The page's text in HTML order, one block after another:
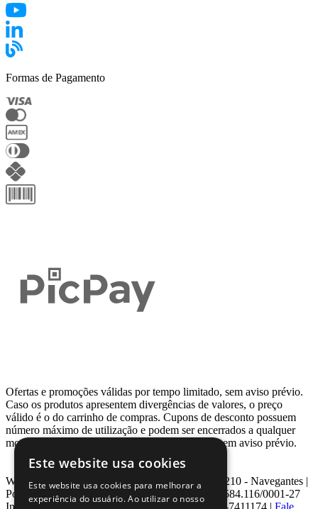
Formas de Pagamento
Ofertas e promoções válidas por tempo limitado, sem aviso prévio.
Caso os produtos apresentem divergências de valores, o preço
válido é o do carrinho de compras. Cupons de desconto possuem
número máximo de utilização e podem ser encerrados a qualquer
momento, de acordo com sua disponibilidade e sem aviso prévio.
Webcontinental LTDA | Travessa Venezuela, Nº 210 - Navegantes |
Porto Alegre - RS - CEP: 90.240-220 CNPJ: 08.584.116/0001-27
Inscrição Estadual: 0963171399 | Telefone: 0800-7411174 | Fale
Este website usa cookies
Este website usa cookies para melhorar a
experiência do usuário. Ao utilizar o nosso